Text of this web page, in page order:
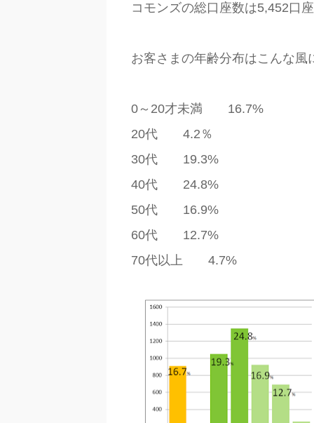
コモンズの総口座数は5,452口
お客さまの年齢分布はこんな風
0～20才未満 16.7%
20代 4.2％
30代 19.3%
40代 24.8%
50代 16.9%
60代 12.7%
70代以上 4.7%